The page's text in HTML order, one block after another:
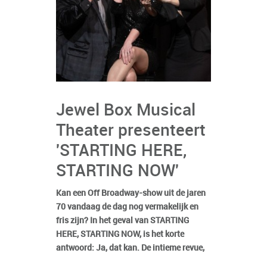
Jewel Box Musical
Theater presenteert
'STARTING HERE,
STARTING NOW'
Kan een Off Broadway-show uit de jaren
70 vandaag de dag nog vermakelijk en
fris zijn? In het geval van STARTING
HERE, STARTING NOW, is het korte
antwoord: Ja, dat kan. De intieme revue,